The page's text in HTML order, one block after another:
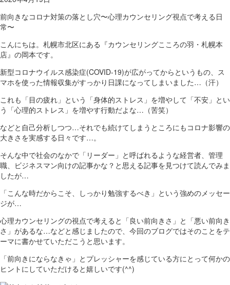
前向きなコロナ対策の落とし穴〜心理カウンセリング視点で考える日
常〜
こんにちは。札幌市北区にある『カウンセリングこころの羽・札幌本
店』の岡本です。
新型コロナウイルス感染症(COVID-19)が広がってからというもの、ス
マホを使った情報収集がすっかり日課になってしまいました…（汗）
これも「目の疲れ」という「身体的ストレス」を増やして「不安」とい
う「心理的ストレス」を増やす行動だよな…（苦笑）
などと自己分析しつつ…それでも続けてしまうところにもコロナ影響の
大きさを実感する日々です…。
そんな中で社会のなかで「リーダー」と呼ばれるような経営者、管理
職、ビジネスマン向けの記事かな？と思える記事を見つけて読んでみま
したが…
「こんな時だからこそ、しっかり勉強するべき」という強めのメッセー
ジが…
心理カウンセリングの視点で考えると「良い前向きさ」と「悪い前向き
さ」があるな…などと感じましたので、今回のブログではそのことをテ
ーマに書かせていただこうと思います。
「前向きにならなきゃ」とプレッシャーを感じている方にとって何かの
ヒントにしていただけると嬉しいです(^^)